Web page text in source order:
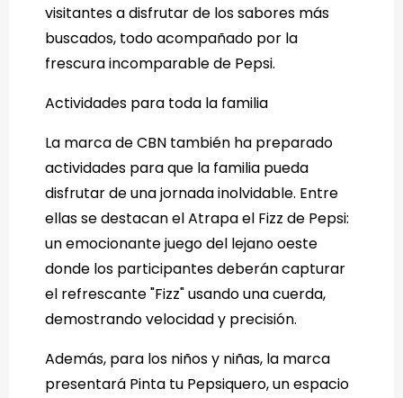
visitantes a disfrutar de los sabores más
buscados, todo acompañado por la
frescura incomparable de Pepsi.
Actividades para toda la familia
La marca de CBN también ha preparado
actividades para que la familia pueda
disfrutar de una jornada inolvidable. Entre
ellas se destacan el Atrapa el Fizz de Pepsi:
un emocionante juego del lejano oeste
donde los participantes deberán capturar
el refrescante "Fizz" usando una cuerda,
demostrando velocidad y precisión.
Además, para los niños y niñas, la marca
presentará Pinta tu Pepsiquero, un espacio